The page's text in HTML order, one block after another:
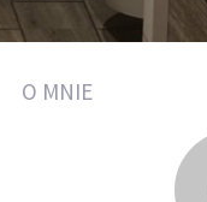
O MNIE